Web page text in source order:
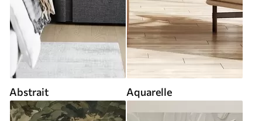
Abstrait Aquarelle